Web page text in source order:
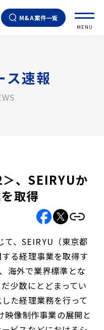
M&A案件一覧
MENU
ス速報
、SEIRYUか
取得
、SEIRYU（東京都
る経理事業を取得す
海外で業界標準とな
少数にとどまってい
た経理業務を行って
像制作事業の展開と